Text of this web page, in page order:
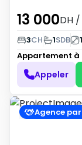
13 000DH /
3CH 1SDB
Appartement à
Appeler
Agence